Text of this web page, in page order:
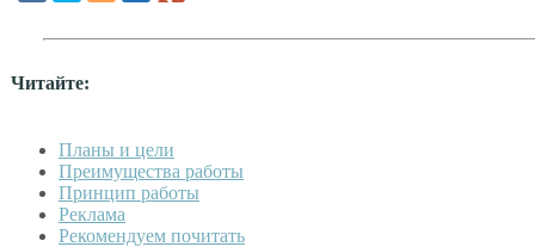
Читайте:
Планы и цели
Преимущества работы
Принцип работы
Реклама
Рекомендуем почитать